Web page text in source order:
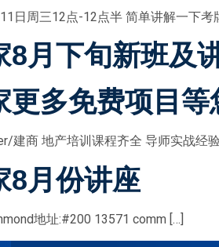
日周三12点-12点半 简单讲解一下考
8月下旬新班及
更多免费项目等
建商 地产培训课程齐全 导师实战经
8月份讲座
地址:#200 13571 comm […]